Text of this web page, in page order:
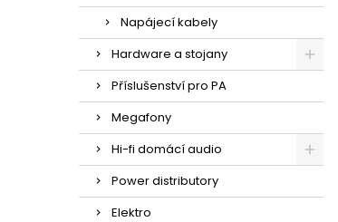
Napájecí kabely
Hardware a stojany
Příslušenství pro PA
Megafony
Hi-fi domácí audio
Power distributory
Elektro